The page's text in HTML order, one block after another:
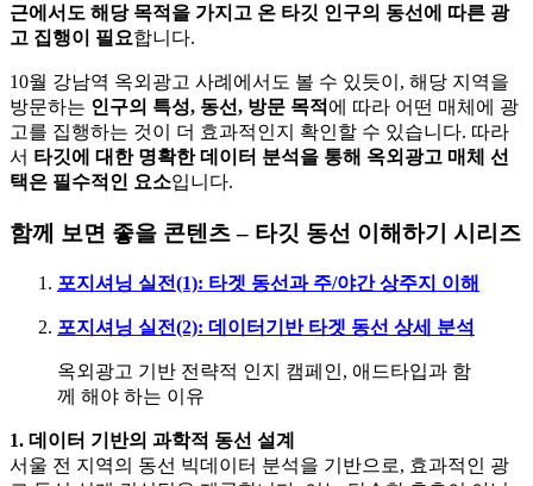
근에서도 해당 목적을 가지고 온 타깃 인구의 동선에 따른 광
고 집행이 필요합니다.
10월 강남역 옥외광고 사례에서도 볼 수 있듯이, 해당 지역을
방문하는 인구의 특성, 동선, 방문 목적 에 따라 어떤 매체에 광
고를 집행하는 것이 더 효과적인지 확인할 수 있습니다. 따라
서 타깃에 대한 명확한 데이터 분석을 통해 옥외광고 매체 선
택은 필수적인 요소입니다.
함께 보면 좋을 콘텐츠 – 타깃 동선 이해하기 시리즈
포지셔닝 실전(1): 타겟 동선과 주/야간 상주지 이해
포지셔닝 실전(2): 데이터기반 타겟 동선 상세 분석
옥외광고 기반 전략적 인지 캠페인, 애드타입과 함
께 해야 하는 이유
1. 데이터 기반의 과학적 동선 설계
서울 전 지역의 동선 빅데이터 분석을 기반으로, 효과적인 광